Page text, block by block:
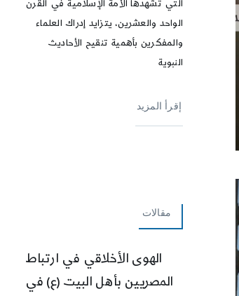
التي تشهدها الأمة الإسلامية في القرن
الواحد والعشرين، يتزايد إدراك العلماء
والمفكرين بأهمية تنقيح الأحاديث
النبوية
إقرأ المزيد
مقالات
الهوى الأخلاقي في ارتباط
المصريين بأهل البيت (ع) في